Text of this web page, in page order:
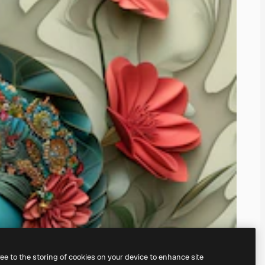
अपना खुद का बना सकते हैं।
to the storing of cookies on your device to enhance site